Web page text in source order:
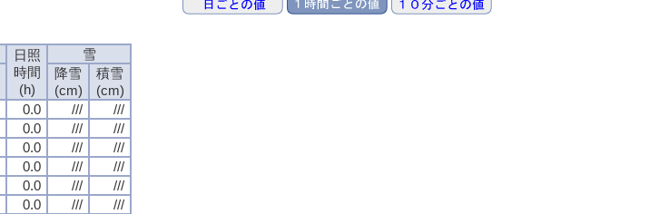
日照
時間
(h)
雪
降雪
(cm)
積雪
(cm)
0.0 ///
///
0.0 ///
///
0.0 ///
///
0.0 ///
///
0.0 ///
///
0.0 ///
///